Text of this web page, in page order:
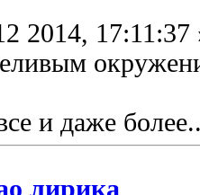
2014, 17:11:37
и даже
лирика